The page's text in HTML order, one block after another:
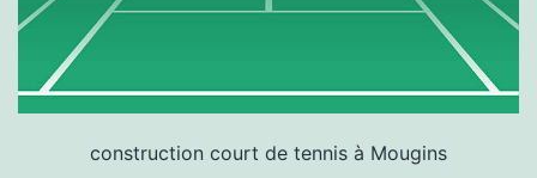
construction court de tennis à Mougins